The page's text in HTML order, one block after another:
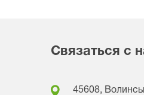
Связаться с
45608,